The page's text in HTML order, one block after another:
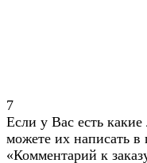
7
Если у Вас есть
можете их написать в
«Комментарий к